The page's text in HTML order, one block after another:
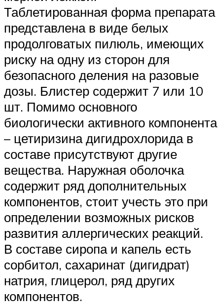
Таблетированная форма препарата
представлена в виде белых
продолговатых пилюль, имеющих
риску на одну из сторон для
безопасного деления на разовые
дозы. Блистер содержит 7 или 10
шт. Помимо основного
биологически активного компонента
– цетиризина дигидрохлорида в
составе присутствуют другие
вещества. Наружная оболочка
содержит ряд дополнительных
компонентов, стоит учесть это при
определении возможных рисков
развития аллергических реакций.
В составе сиропа и капель есть
сорбитол, сахаринат (дигидрат)
натрия, глицерол, ряд других
компонентов.